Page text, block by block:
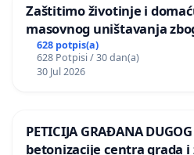
Zaštitimo životinje i
masovnog uništavanja
kuge
628 potpis(a)
628 Potpisi / 30 dan(a)
30 Jul 2026
PETICIJA GRAĐANA
betonizacije centra grada i